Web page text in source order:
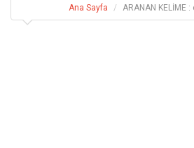
Ana Sayfa ARANAN KELİME